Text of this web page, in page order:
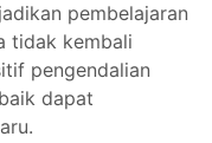
pembelajaran
tidak kembali
pengendalian
dapat